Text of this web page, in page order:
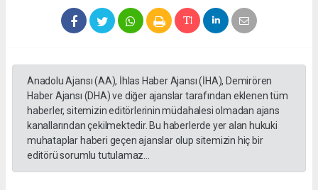
Anadolu Ajansı (AA), İhlas Haber Ajansı (İHA), Demirören
Haber Ajansı (DHA) ve diğer ajanslar tarafından eklenen tüm
haberler, sitemizin editörlerinin müdahalesi olmadan ajans
kanallarından çekilmektedir. Bu haberlerde yer alan hukuki
muhataplar haberi geçen ajanslar olup sitemizin hiç bir
editörü sorumlu tutulamaz...